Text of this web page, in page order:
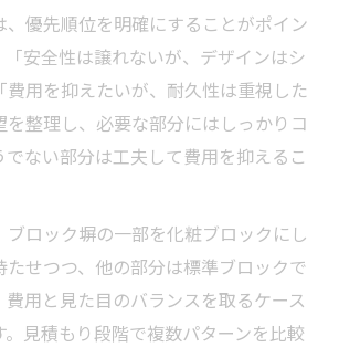
、優先順位を明確にすることがポイン
「安全性は譲れないが、デザインはシ
費用を抑えたいが、耐久性は重視した
を整理し、必要な部分にはしっかりコ
でない部分は工夫して費用を抑えるこ
ブロック塀の一部を化粧ブロックにし
せつつ、他の部分は標準ブロックで
用と見た目のバランスを取るケース
見積もり段階で複数パターンを比較